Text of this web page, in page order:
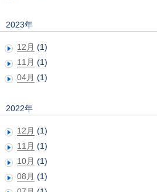
2023年
12月 (1)
11月 (1)
04月 (1)
2022年
12月 (1)
11月 (1)
10月 (1)
08月 (1)